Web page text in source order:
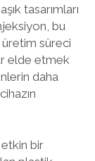
tasarımları
bu
süreci
elde etmek
daha
bir